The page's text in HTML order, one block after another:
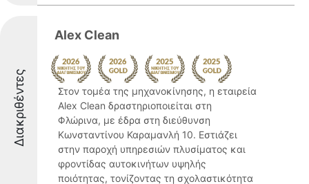
Διακριθέντες
Alex Clean
Στον τομέα της μηχανοκίνησης, η εταιρεία
Alex Clean δραστηριοποιείται στη
Φλώρινα, με έδρα στη διεύθυνση
Κωνσταντίνου Καραμανλή 10. Εστιάζει
στην παροχή υπηρεσιών πλυσίματος και
φροντίδας αυτοκινήτων υψηλής
ποιότητας, τονίζοντας τη σχολαστικότητα